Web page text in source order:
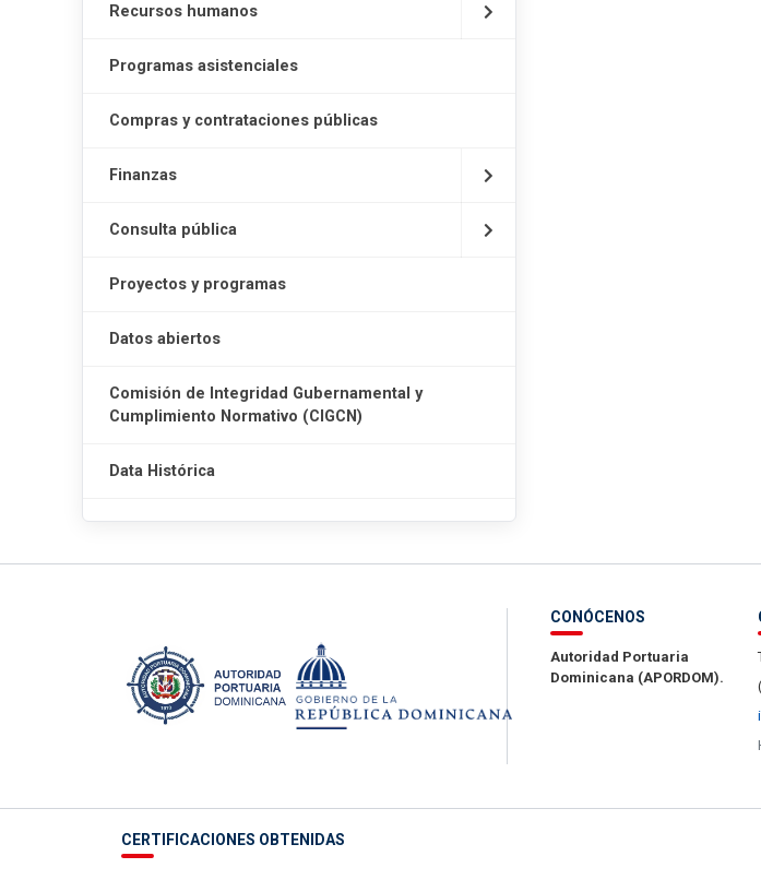
Recursos humanos
Programas asistenciales
Compras y contrataciones públicas
Finanzas
Consulta pública
Proyectos y programas
Datos abiertos
Comisión de Integridad Gubernamental y
Cumplimiento Normativo (CIGCN)
Data Histórica
CONÓCENOS
Autoridad Portuaria
Dominicana (APORDOM).
CERTIFICACIONES OBTENIDAS